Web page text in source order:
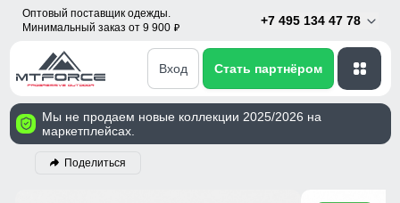
Оптовый поставщик одежды.
Минимальный заказ от 9 900 p
+7 495 134 47 78
Вход Стать партнёром
Мы не продаем новые коллекции 2025/2026 на
маркетплейсах.
Поделиться